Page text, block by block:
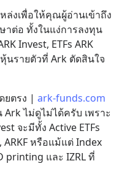
ล่งเพื่อให้คุณผู้อ่านเข้าถึง
าต่อ ทั้งในแง่การลงทุน
Invest, ETFs ARK
นรายตัวที่ Ark ตัดสินใจ
ยตรง | ark-funds.com
ไม่ดูไม่ได้ครับ เพราะ
จะมีทั้ง Active ETFs
ARKF หรือแม้แต่ Index
printing และ IZRL ที่